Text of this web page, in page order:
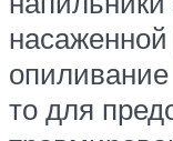
насаженной
то для